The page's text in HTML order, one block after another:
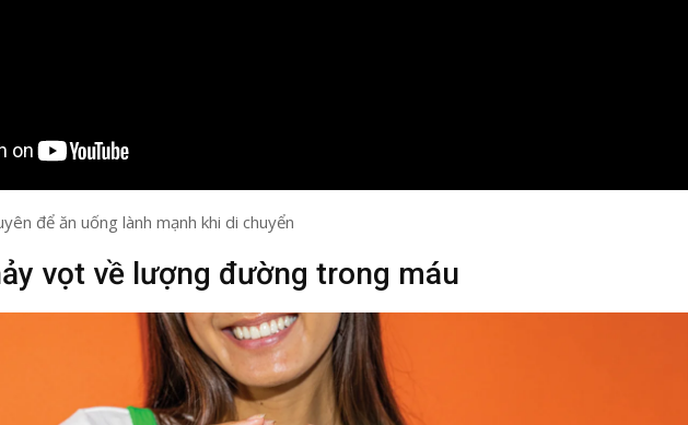
để ăn uống lành mạnh khi di chuyển
vọt về lượng đường trong máu